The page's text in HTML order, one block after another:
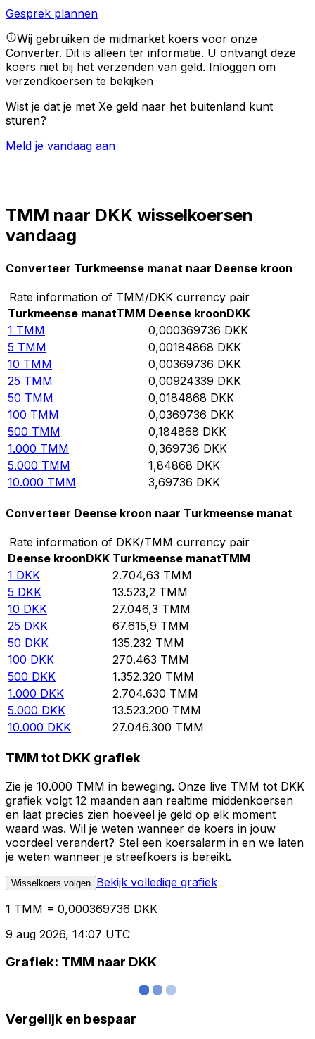
Gesprek plannen
Wij gebruiken de midmarket koers voor onze
Converter. Dit is alleen ter informatie. U ontvangt deze
koers niet bij het verzenden van geld. Inloggen om
verzendkoersen te bekijken
Wist je dat je met Xe geld naar het buitenland kunt
sturen?
Meld je vandaag aan
TMM naar DKK wisselkoersen
vandaag
Converteer Turkmeense manat naar Deense kroon
Rate information of TMM/DKK currency pair
Turkmeense manatTMM Deense kroonDKK
1 TMM 0,000369736 DKK
5 TMM 0,00184868 DKK
10 TMM 0,00369736 DKK
25 TMM 0,00924339 DKK
50 TMM 0,0184868 DKK
100 TMM 0,0369736 DKK
500 TMM 0,184868 DKK
1.000 TMM 0,369736 DKK
5.000 TMM 1,84868 DKK
10.000 TMM 3,69736 DKK
Converteer Deense kroon naar Turkmeense manat
Rate information of DKK/TMM currency pair
Deense kroonDKK Turkmeense manatTMM
1 DKK 2.704,63 TMM
5 DKK 13.523,2 TMM
10 DKK 27.046,3 TMM
25 DKK 67.615,9 TMM
50 DKK 135.232 TMM
100 DKK 270.463 TMM
500 DKK 1.352.320 TMM
1.000 DKK 2.704.630 TMM
5.000 DKK 13.523.200 TMM
10.000 DKK 27.046.300 TMM
TMM tot DKK grafiek
Zie je 10.000 TMM in beweging. Onze live TMM tot DKK
grafiek volgt 12 maanden aan realtime middenkoersen
en laat precies zien hoeveel je geld op elk moment
waard was. Wil je weten wanneer de koers in jouw
voordeel verandert? Stel een koersalarm in en we laten
je weten wanneer je streefkoers is bereikt.
Wisselkoers volgen Bekijk volledige grafiek
1 TMM = 0,000369736 DKK
9 aug 2026, 14:07 UTC
Grafiek: TMM naar DKK
Vergelijk en bespaar